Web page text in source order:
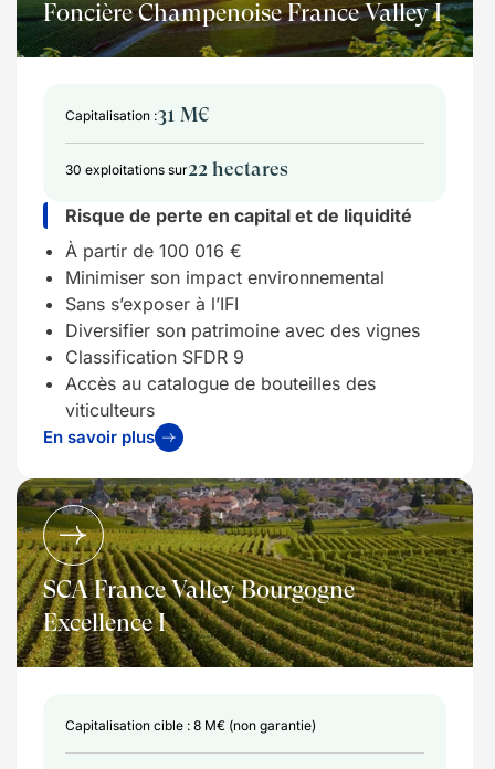
Foncière Champenoise France Valley I
Capitalisation :31 M€
30 exploitations sur22 hectares
Risque de perte en capital et de liquidité
À partir de 100 016 €
Minimiser son impact environnemental
Sans s’exposer à l’IFI
Diversifier son patrimoine avec des vignes
Classification SFDR 9
Accès au catalogue de bouteilles des
viticulteurs
En savoir plus
SCA France Valley Bourgogne
Excellence I
Capitalisation cible : 8 M€ (non garantie)